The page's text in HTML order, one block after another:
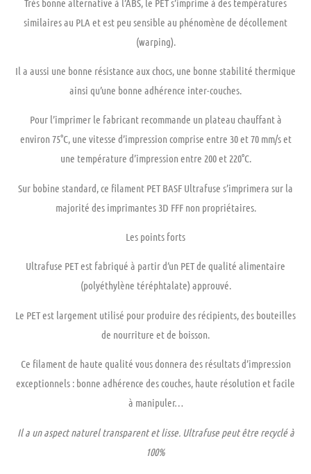
similaires au PLA et est peu sensible au phénomène de décollement
(warping).
Il a aussi une bonne résistance aux chocs, une bonne stabilité thermique
ainsi qu’une bonne adhérence inter-couches.
Pour l’imprimer le fabricant recommande un plateau chauffant à
environ 75°C, une vitesse d’impression comprise entre 30 et 70 mm/s et
une température d’impression entre 200 et 220°C.
Sur bobine standard, ce filament PET BASF Ultrafuse s’imprimera sur la
majorité des imprimantes 3D FFF non propriétaires.
Les points forts
Ultrafuse PET est fabriqué à partir d’un PET de qualité alimentaire
(polyéthylène téréphtalate) approuvé.
Le PET est largement utilisé pour produire des récipients, des bouteilles
de nourriture et de boisson.
Ce filament de haute qualité vous donnera des résultats d’impression
exceptionnels : bonne adhérence des couches, haute résolution et facile
à manipuler…
Il a un aspect naturel transparent et lisse. Ultrafuse peut être recyclé à
100%